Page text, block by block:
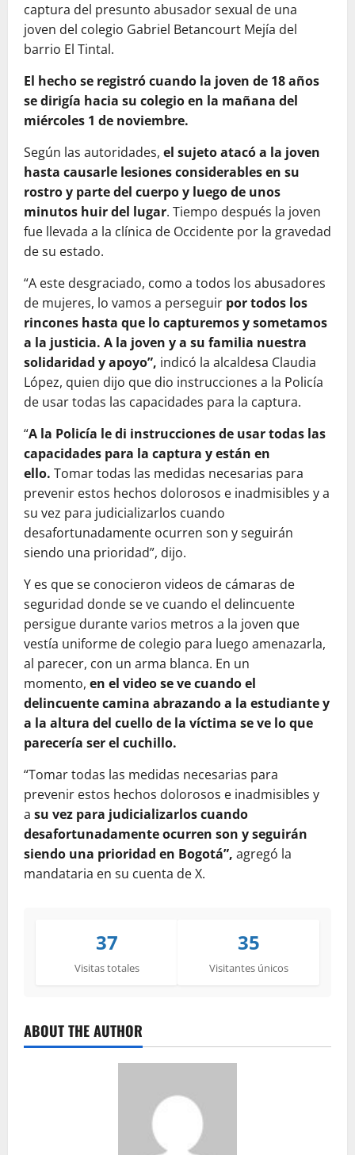
captura del presunto abusador sexual de una
joven del colegio Gabriel Betancourt Mejía del
barrio El Tintal.
El hecho se registró cuando la joven de 18 años
se dirigía hacia su colegio en la mañana del
miércoles 1 de noviembre.
Según las autoridades, el sujeto atacó a la joven
hasta causarle lesiones considerables en su
rostro y parte del cuerpo y luego de unos
minutos huir del lugar. Tiempo después la joven
fue llevada a la clínica de Occidente por la gravedad
de su estado.
“A este desgraciado, como a todos los abusadores
de mujeres, lo vamos a perseguir por todos los
rincones hasta que lo capturemos y sometamos
a la justicia. A la joven y a su familia nuestra
solidaridad y apoyo”, indicó la alcaldesa Claudia
López, quien dijo que dio instrucciones a la Policía
de usar todas las capacidades para la captura.
“A la Policía le di instrucciones de usar todas las
capacidades para la captura y están en
ello. Tomar todas las medidas necesarias para
prevenir estos hechos dolorosos e inadmisibles y a
su vez para judicializarlos cuando
desafortunadamente ocurren son y seguirán
siendo una prioridad”, dijo.
Y es que se conocieron videos de cámaras de
seguridad donde se ve cuando el delincuente
persigue durante varios metros a la joven que
vestía uniforme de colegio para luego amenazarla,
al parecer, con un arma blanca. En un
momento, en el video se ve cuando el
delincuente camina abrazando a la estudiante y
a la altura del cuello de la víctima se ve lo que
parecería ser el cuchillo.
“Tomar todas las medidas necesarias para
prevenir estos hechos dolorosos e inadmisibles y
a su vez para judicializarlos cuando
desafortunadamente ocurren son y seguirán
siendo una prioridad en Bogotá”, agregó la
mandataria en su cuenta de X.
37
Visitas totales
35
Visitantes únicos
ABOUT THE AUTHOR